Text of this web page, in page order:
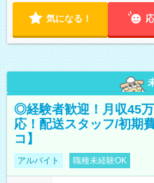
気になる！
◎経験者歓迎！月収45
応！配送スタッフ/初期
コ】
アルバイト 職種未経験OK